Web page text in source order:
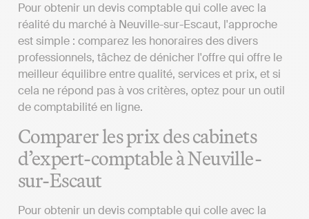
Pour obtenir un devis comptable qui colle avec la
réalité du marché à Neuville-sur-Escaut, l'approche
est simple : comparez les honoraires des divers
professionnels, tâchez de dénicher l'offre qui offre le
meilleur équilibre entre qualité, services et prix, et si
cela ne répond pas à vos critères, optez pour un outil
de comptabilité en ligne.
Comparer les prix des cabinets
d’expert-comptable à Neuville-
sur-Escaut
Pour obtenir un devis comptable qui colle avec la